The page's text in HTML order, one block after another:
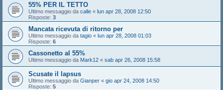
55% PER IL TETTO
Ultimo messaggio da calle « lun apr 28, 2008 12:50
Risposte: 3
Mancata ricevuta di ritorno per
Ultimo messaggio da tagio « lun apr 28, 2008 01:03
Risposte: 6
Cassonetto al 55%
Ultimo messaggio da Mark12 « sab apr 26, 2008 15:58
Scusate il lapsus
Ultimo messaggio da Gianper « gio apr 24, 2008 14:50
Risposte: 5